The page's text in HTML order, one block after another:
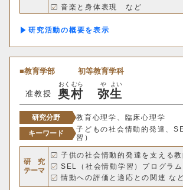
音楽と身体表現 など
研究活動の概要
教育学部 初等教育学科
准教授 奥
おく
村
むら
弥
や
生
よい
研究分野
教育心理学、臨床心理学
キーワード
子どもの社会情動的発達、
習）
研 究
テーマ
子供の社会情動的発達を支える
SEL（社会情動学習）プログラ
情動への評価と適応との関連 な
生物科学科 医療技術
生物地球学科
教育学部
初等教育学科 中等教
経営学部